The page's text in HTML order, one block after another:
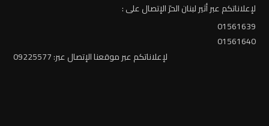
لإعلاناتكم عبر أثير لبنان الحرّ الإتصال على :
01561639
01561640
لإعلاناتكم عبر موقعنا الإتصال عبر: 09225577